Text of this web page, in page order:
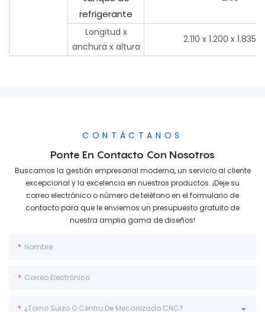
refrigerante
Longitud x
anchura x altura
2.110 x 1.200 x 1.835
CONTÁCTANOS
Ponte En Contacto Con Nosotros
Buscamos la gestión empresarial moderna, un servicio al cliente
excepcional y la excelencia en nuestros productos. ¡Deje su
correo electrónico o número de teléfono en el formulario de
contacto para que le enviemos un presupuesto gratuito de
nuestra amplia gama de diseños!
Nombre
Correo Electrónico
¿Torno Suizo O Centro De Mecanizado CNC?